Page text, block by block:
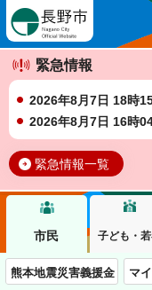
緊急情報
2026年8月7日 18時
2026年8月7日 16時
緊急情報一覧
市民 子ども・
熊本地震災害義援金 マ